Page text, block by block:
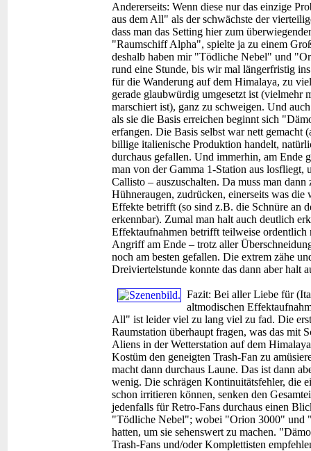
Andererseits: Wenn diese nur das einzige
aus dem All" als der schwächste der
dass man das Setting hier zum
"Raumschiff Alpha", spielte ja zu einem
deshalb haben mir "Tödliche Nebel" und
rund eine Stunde, bis wir mal längerfristig
für die Wanderung auf dem Himalaya, zu
gerade glaubwürdig umgesetzt ist (vielmehr
marschiert ist), ganz zu schweigen. Und
als sie die Basis erreichen beginnt sich
erfangen. Die Basis selbst war nett gemacht
billige italienische Produktion handelt,
durchaus gefallen. Und immerhin, am Ende
man von der Gamma 1-Station aus losfliegt,
Callisto – auszuschalten. Da muss man
Hühneraugen, zudrücken, einerseits was
Effekte betrifft (so sind z.B. die Schnüre an
erkennbar). Zumal man halt auch deutlich
Effektaufnahmen betrifft teilweise
Angriff am Ende – trotz aller
noch am besten gefallen. Die extrem zähe
Dreiviertelstunde konnte das dann aber halt
Fazit: Bei aller Liebe für
altmodischen
All" ist leider viel zu lang viel zu fad. Die
Raumstation überhaupt fragen, was das mit
Aliens in der Wetterstation auf dem
Kostüm den geneigten Trash-Fan zu
macht dann durchaus Laune. Das ist dann
wenig. Die schrägen Kontinuitätsfehler, die
schon irritieren können, senken den
jedenfalls für Retro-Fans durchaus einen
"Tödliche Nebel"; wobei "Orion 3000" und
hatten, um sie sehenswert zu machen.
Trash-Fans und/oder Komplettisten